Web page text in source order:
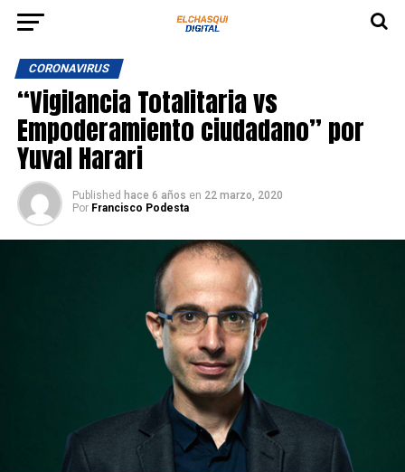
CORONAVIRUS
“Vigilancia Totalitaria vs
Empoderamiento ciudadano” por
Yuval Harari
Published hace 6 años en 22 marzo, 2020
Por Francisco Podesta